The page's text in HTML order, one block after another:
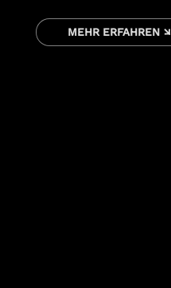
MEHR ERFAHREN ↘